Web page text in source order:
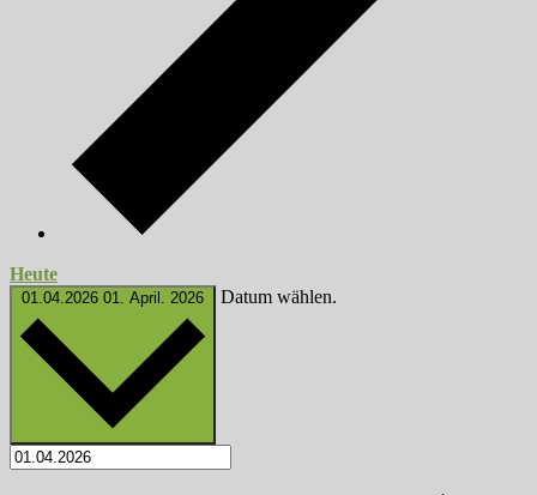
Heute
01.04.2026 01. April. 2026 Datum wählen.